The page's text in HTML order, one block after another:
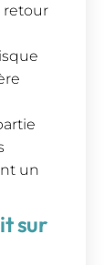
retour
un
sur